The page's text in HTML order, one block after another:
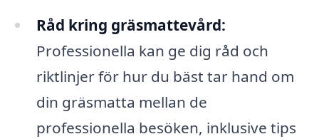
Råd kring gräsmattevård:
Professionella kan ge dig råd och
riktlinjer för hur du bäst tar hand om
din gräsmatta mellan de
professionella besöken, inklusive tips